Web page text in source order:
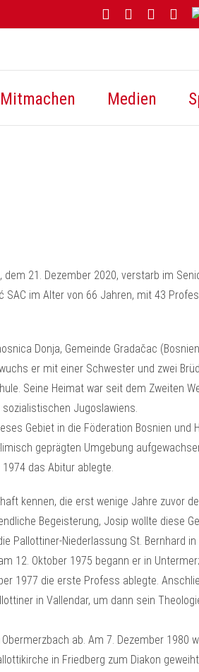
FacebookYouTube
Medien
21. Dezember 2020, verstarb im
im Alter von 66 Jahren, mit 43
Donja, Gemeinde Gradačac
er mit einer Schwester und zwei
Seine Heimat war seit dem Zweiten
Jugoslawiens.
Gebiet in die Föderation Bosnien und
geprägten Umgebung
das Abitur ablegte.
kennen, die erst wenige Jahre zuvor
Begeisterung, Josip wollte diese
Pallottiner-Niederlassung St. Bernhard in
12. Oktober 1975 begann er in
1977 die erste Profess ablegte.
in Vallendar, um dann sein
ab. Am 7. Dezember 1980
in Friedberg zum Diakon